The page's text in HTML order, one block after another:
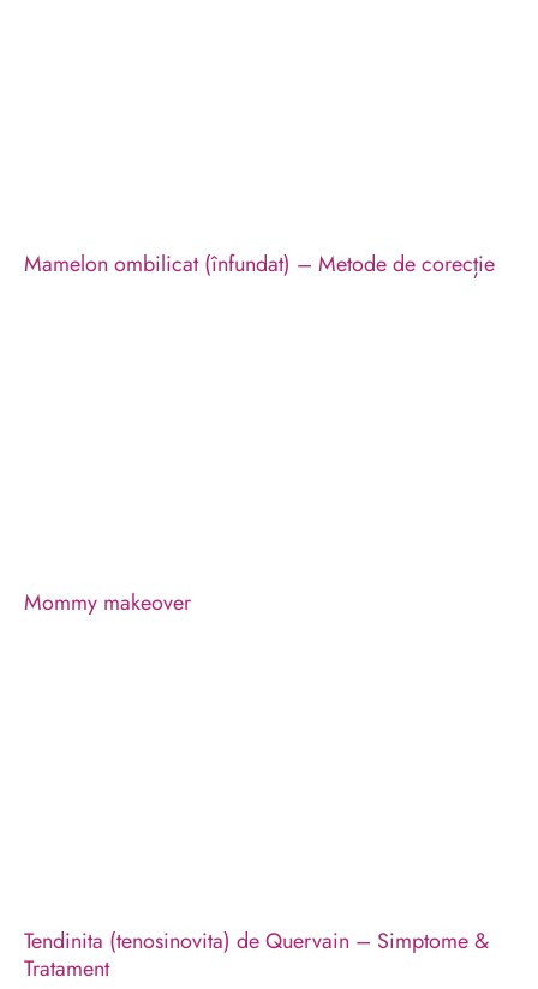
Mamelon ombilicat (înfundat) – Metode de corecție
Mommy makeover
Tendinita (tenosinovita) de Quervain – Simptome &
Tratament